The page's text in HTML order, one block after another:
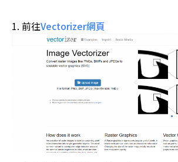
前往Vectorizer網頁